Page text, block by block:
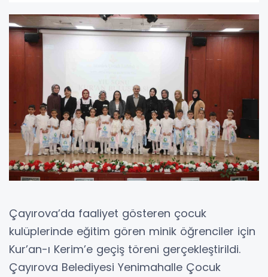
Çayırova’da faaliyet gösteren çocuk
kulüplerinde eğitim gören minik öğrenciler için
Kur’an-ı Kerim’e geçiş töreni gerçekleştirildi.
Çayırova Belediyesi Yenimahalle Çocuk